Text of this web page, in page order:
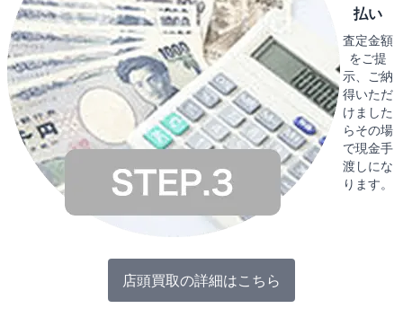
払い
査定金額
をご提
示、ご納
得いただ
けました
らその場
で現金手
渡しにな
ります。
店頭買取の詳細はこちら